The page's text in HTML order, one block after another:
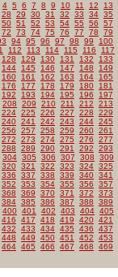
4 5 6 7 8 9 10 11 12
13
28 29 30 31 32 33 34 35
50 51 52 53 54 55 56
57
72 73 74 75 76 77 78
79
94 95 96 97 98 99
100
112 113 114 115 116
117
128 129 130 131 132
133
144 145 146 147 148
149
160 161 162 163 164
165
176 177 178 179 180
181
192 193 194 195 196
197
208 209 210 211 212
213
224 225 226 227 228
229
240 241 242 243 244 245
256 257 258 259 260 261
272 273 274 275 276
277
288 289 290 291 292
293
304 305 306 307 308
309
320 321 322 323 324 325
336 337 338 339 340 341
352 353 354 355 356
357
368 369 370 371 372
373
384 385 386 387 388
389
400 401 402 403 404 405
416 417 418 419 420 421
432 433 434 435 436
437
448 449 450 451 452
453
464 465 466 467 468 469